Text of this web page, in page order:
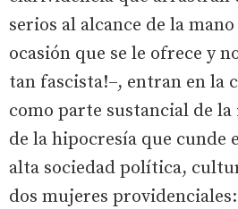
serios al alcance de la
ocasión que se le ofrece y
tan fascista!–, entran en la
como parte sustancial de
de la hipocresía que cunde
alta sociedad política,
dos mujeres